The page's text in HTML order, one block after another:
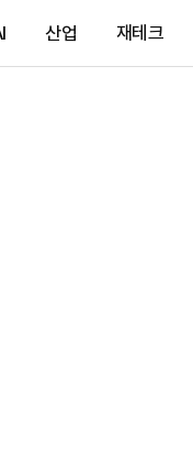
산업 재테크